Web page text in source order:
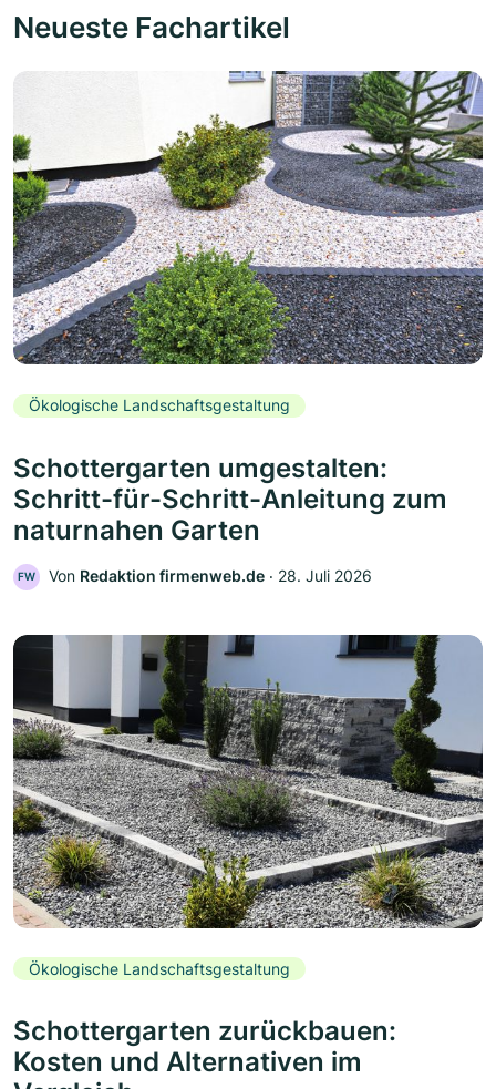
Neueste Fachartikel
Ökologische Landschaftsgestaltung
Schottergarten umgestalten:
Schritt-für-Schritt-Anleitung zum
naturnahen Garten
FW Von Redaktion firmenweb.de ‧ 28. Juli 2026
Ökologische Landschaftsgestaltung
Schottergarten zurückbauen:
Kosten und Alternativen im